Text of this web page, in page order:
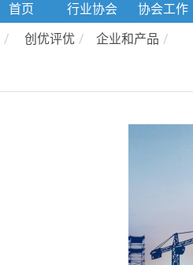
首页 行业协会 协会工作
/ 创优评优 / 企业和产品 /